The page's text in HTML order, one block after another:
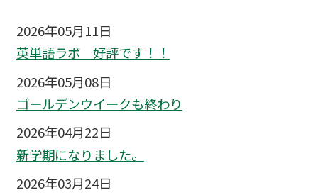
2026年05月11日
英単語ラボ 好評です！！
2026年05月08日
ゴールデンウイークも終わり
2026年04月22日
新学期になりました。
2026年03月24日